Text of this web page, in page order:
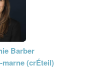
Barber
marne (crÉteil)